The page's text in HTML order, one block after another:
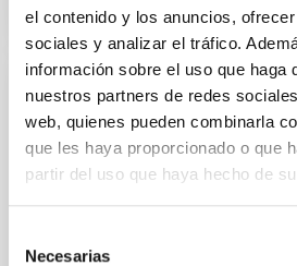
el contenido y los anuncios,
sociales y analizar el tráfico.
información sobre el uso que haga
nuestros partners de redes
web, quienes pueden combinarla
que les haya proporcionado o que
partir del uso que haya hecho de
Necesarias
IAC ANNUAL REPORT
Annual Report 2022
Memoria extensa del IAC 2022